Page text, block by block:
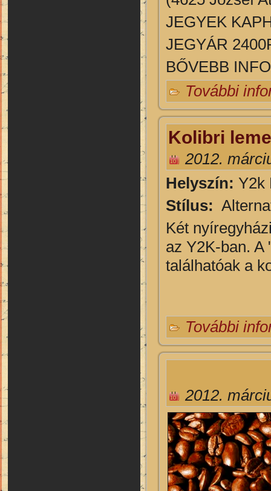
JEGYEK
JEGYÁR
BŐVEBB
További
Kolibri
2012.
Helyszín: Y2k
Stílus:
Két
az Y2K-ban. A
találhatóak a
További
2012.